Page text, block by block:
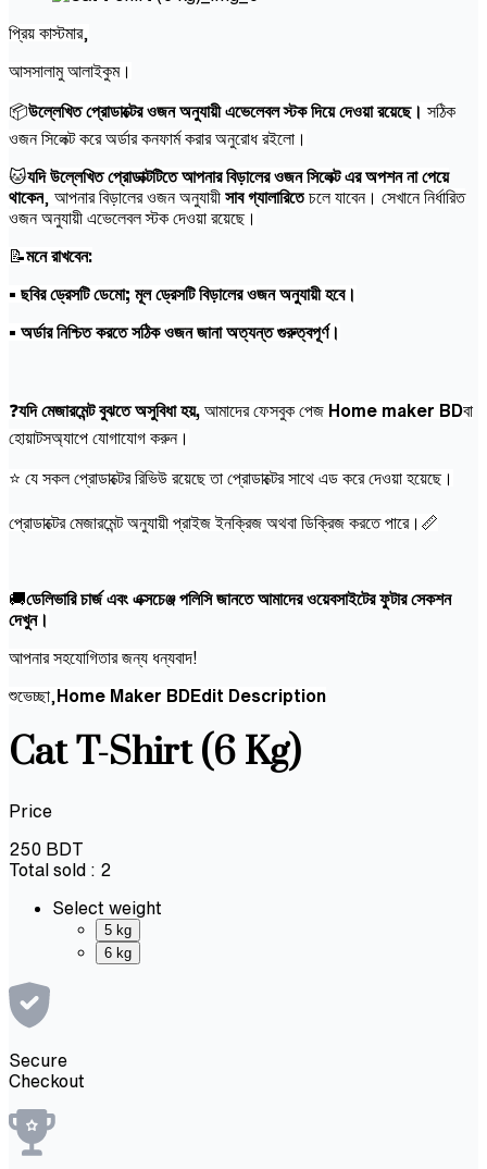
প্রিয় কাস্টমার,
আসসালামু আলাইকুম।
📦উল্লেখিত প্রোডাক্টের ওজন অনুযায়ী এভেলেবল স্টক দিয়ে দেওয়া রয়েছে। সঠিক
ওজন সিলেক্ট করে অর্ডার কনফার্ম করার অনুরোধ রইলো।
🐱যদি উল্লেখিত প্রোডাক্টটিতে আপনার বিড়ালের ওজন সিলেক্ট এর অপশন না পেয়ে
থাকেন , আপনার বিড়ালের ওজন অনুযায়ী সাব গ্যালারিতে চলে যাবেন। সেখানে নির্ধারিত
ওজন অনুযায়ী এভেলেবল স্টক দেওয়া রয়েছে।
📝মনে রাখবেন:
• ছবির ড্রেসটি ডেমো; মূল ড্রেসটি বিড়ালের ওজন অনুযায়ী হবে।
• অর্ডার নিশ্চিত করতে সঠিক ওজন জানা অত্যন্ত গুরুত্বপূর্ণ।
❓যদি মেজারমেন্ট বুঝতে অসুবিধা হয়, আমাদের ফেসবুক পেজ Home maker BDবা
হোয়াটসঅ্যাপে যোগাযোগ করুন।
⭐ যে সকল প্রোডাক্টের রিভিউ রয়েছে তা প্রোডাক্টের সাথে এড করে দেওয়া হয়েছে।
প্রোডাক্টের মেজারমেন্ট অনুযায়ী প্রাইজ ইনক্রিজ অথবা ডিক্রিজ করতে পারে।📏
🚚ডেলিভারি চার্জ এবং এক্সচেঞ্জ পলিসি জানতে আমাদের ওয়েবসাইটের ফুটার সেকশন
দেখুন।
আপনার সহযোগিতার জন্য ধন্যবাদ!
শুভেচ্ছা, Home Maker BDEdit Description
Cat T-Shirt (6 Kg)
Price
250 BDT
Total sold : 2
Select weight
5 kg
6 kg
Secure
Checkout